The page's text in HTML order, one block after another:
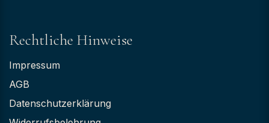
Rechtliche Hinweise
Impressum
AGB
Datenschutzerklärung